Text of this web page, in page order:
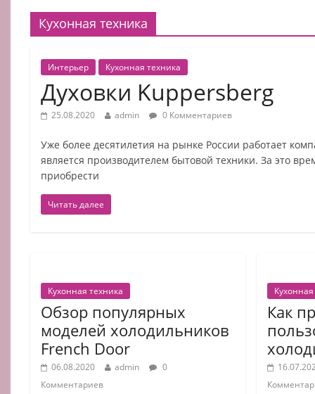
Кухонная техника
Интерьер Кухонная техника
Духовки Kuppersberg
25.08.2020 admin 0 Комментариев
Уже более десятилетия на рынке России работает
является производителем бытовой техники. За это
приобрести
Читать далее
Кухонная техника
Обзор популярных
моделей холодильников
French Door
06.08.2020 admin
0
Комментариев
Как